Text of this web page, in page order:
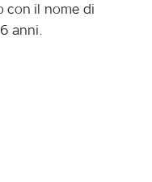
con il nome di
anni.